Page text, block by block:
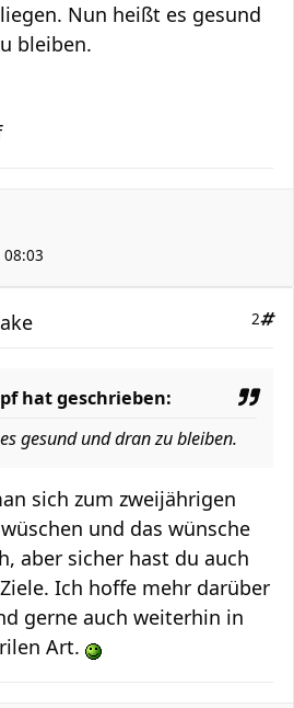
Nun heißt es gesund
bleiben.
2
hat geschrieben:
gesund und dran zu bleiben.
sich zum zweijährigen
und das wünsche
aber sicher hast du auch
Ich hoffe mehr darüber
gerne auch weiterhin in
Art.